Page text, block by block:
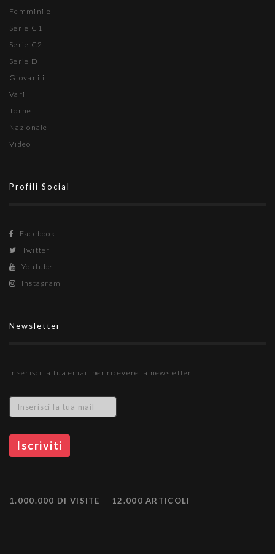
Femminile
Serie C1
Serie C2
Serie D
Giovanili
Vari
Tornei
Nazionale
Video
Profili Social
Facebook
Twitter
Youtube
Instagram
Newsletter
Inserisci la tua email per ricevere la newsletter
1.000.000 DI VISITE 12.000 ARTICOLI